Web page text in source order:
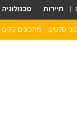
תיירות טכנולוגיה
סלטים מתכונים קלים